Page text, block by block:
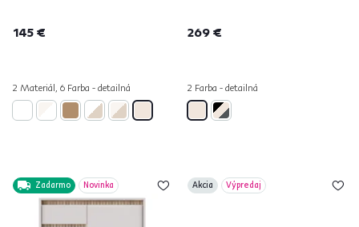
145 €
2 Materiál, 6 Farba - detailná
269 €
2 Farba - detailná
Zadarmo Novinka Akcia Výpredaj